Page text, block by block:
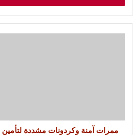
ممرات آمنة وكردونات مشددة لتأمين